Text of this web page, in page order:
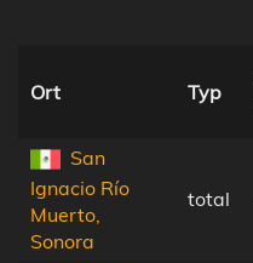
Ort Typ
San
Ignacio Río
Muerto,
Sonora
total